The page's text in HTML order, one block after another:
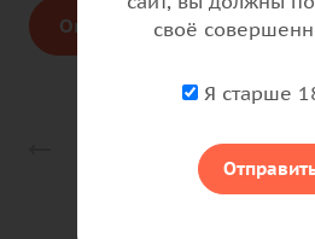
Онлайн запись на
Назад к списку
своё
Я старше